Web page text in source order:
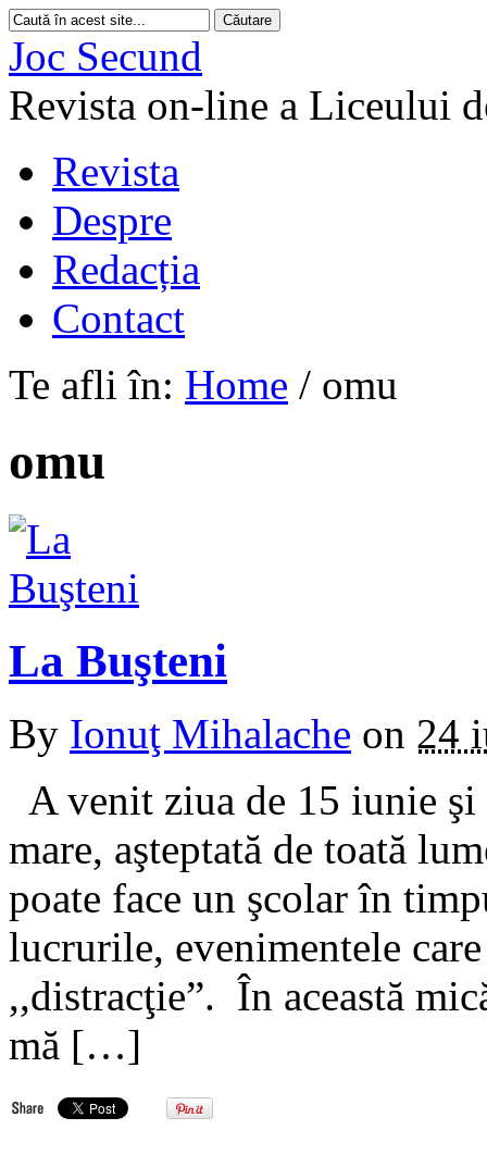
Joc Secund
Revista on-line a Liceului
Revista
Despre
Redacția
Contact
Te afli în: Home / omu
omu
La Buşteni
By Ionuţ Mihalache on 24
A venit ziua de 15 iunie şi
mare, aşteptată de toată
poate face un şcolar în
lucrurile, evenimentele
,,distracţie”. În această
mă […]